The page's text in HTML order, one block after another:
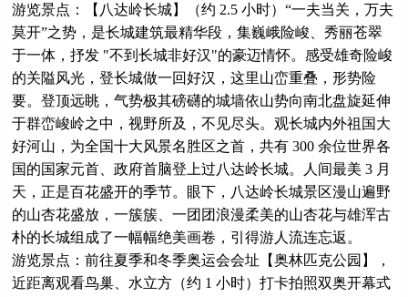
游览景点：【八达岭长城】（约 2.5 小时）“一夫当关，万夫
莫开”之势，是长城建筑最精华段，集巍峨险峻、秀丽苍翠
于一体，抒发 "不到长城非好汉"的豪迈情怀。感受雄奇险峻
的关隘风光，登长城做一回好汉，这里山峦重叠，形势险
要。登顶远眺，气势极其磅礴的城墙依山势向南北盘旋延伸
于群峦峻岭之中，视野所及，不见尽头。观长城内外祖国大
好河山，为全国十大风景名胜区之首，共有 300 余位世界各
国的国家元首、政府首脑登上过八达岭长城。人间最美 3 月
天，正是百花盛开的季节。眼下，八达岭长城景区漫山遍野
的山杏花盛放，一簇簇、一团团浪漫柔美的山杏花与雄浑古
朴的长城组成了一幅幅绝美画卷，引得游人流连忘返。
游览景点：前往夏季和冬季奥运会会址【奥林匹克公园】，
近距离观看鸟巢、水立方（约 1 小时）打卡拍照双奥开幕式